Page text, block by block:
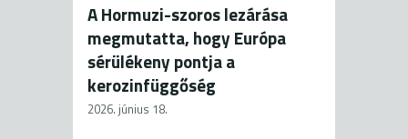
A Hormuzi-szoros lezárása
megmutatta, hogy Európa
sérülékeny pontja a
kerozinfüggőség
2026. június 18.